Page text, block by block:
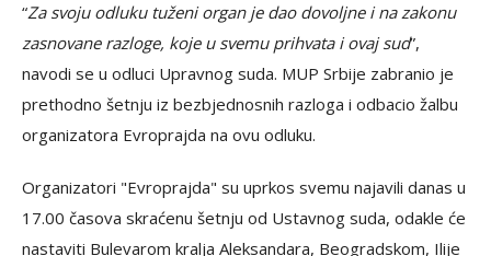
“Za svoju odluku tuženi organ je dao dovoljne i na zakonu
zasnovane razloge, koje u svemu prihvata i ovaj sud”,
navodi se u odluci Upravnog suda. MUP Srbije zabranio je
prethodno šetnju iz bezbjednosnih razloga i odbacio žalbu
organizatora Evroprajda na ovu odluku.
Organizatori "Evroprajda" su uprkos svemu najavili danas u
17.00 časova skraćenu šetnju od Ustavnog suda, odakle će
nastaviti Bulevarom kralja Aleksandara, Beogradskom, Ilije